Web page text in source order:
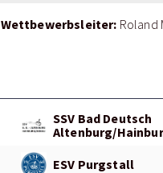
Wettbewerbsleiter: Roland
SSV Bad Deutsch
Altenburg/
ESV Purgstall